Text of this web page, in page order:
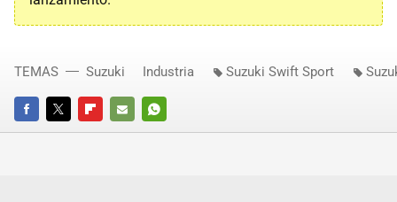
FACEBOOKTWITTERFLIPBOARD
E-
WHATSAPP
TEMAS Suzuki Industria Suzuki Swift Sport